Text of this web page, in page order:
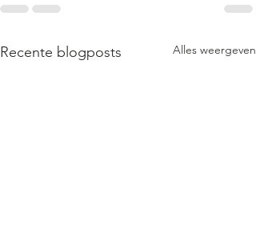
Recente blogposts Alles weergeven